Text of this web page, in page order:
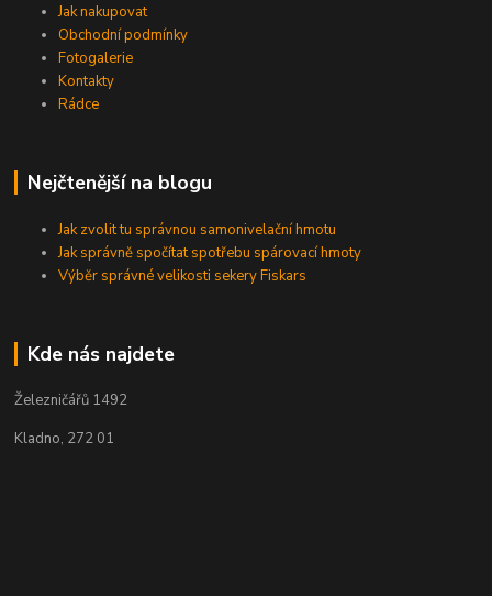
Jak nakupovat
Obchodní podmínky
Fotogalerie
Kontakty
Rádce
Nejčtenější na blogu
Jak zvolit tu správnou samonivelační hmotu
Jak správně spočítat spotřebu spárovací hmoty
Výběr správné velikosti sekery Fiskars
Kde nás najdete
Železničářů 1492
Kladno, 272 01